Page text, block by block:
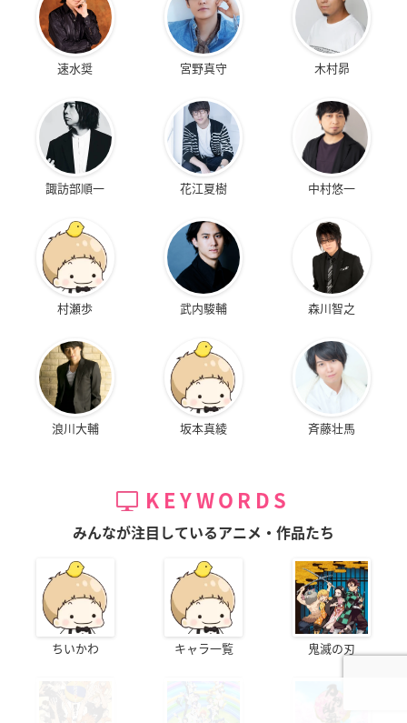
速水奨 宮野真守 木村昴
諏訪部順一 花江夏樹 中村悠一
村瀬歩 武内駿輔 森川智之
浪川大輔 坂本真綾 斉藤壮馬
KEYWORDS
みんなが注目しているアニメ・作品たち
ちいかわ キャラ一覧 鬼滅の刃